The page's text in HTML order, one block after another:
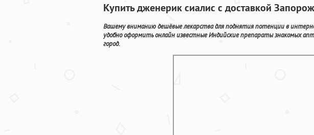
Купить дженерик сиалис с доставкой
Вашему вниманию дешёвые лекарства для поднятия потенции в
удобно оформить онлайн известные Индийские препараты знакомых
город.